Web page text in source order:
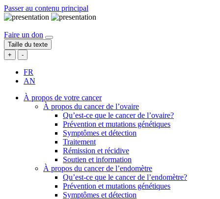
Passer au contenu principal
Faire un don
Taille du texte
+
-
FR
AN
À propos de votre cancer
À propos du cancer de l’ovaire
Qu’est-ce que le cancer de l’ovaire?
Prévention et mutations génétiques
Symptômes et détection
Traitement
Rémission et récidive
Soutien et information
À propos du cancer de l’endomètre
Qu’est-ce que le cancer de l’endomètre?
Prévention et mutations génétiques
Symptômes et détection